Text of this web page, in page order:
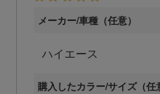
メーカー/車種（任意）
ハイエース
購入したカラー/サイズ（任